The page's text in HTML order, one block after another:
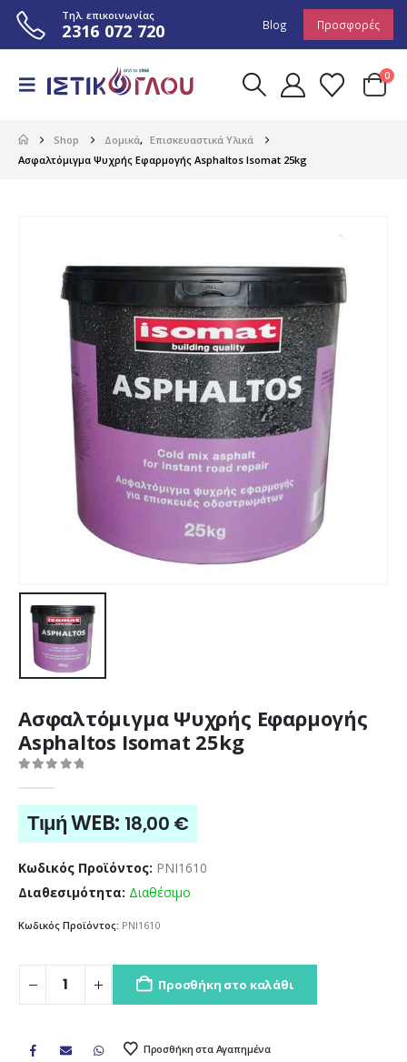
Τηλ. επικοινωνίας
2316 072 720 Blog Προσφορές
0
Shop Δομικά, Επισκευαστικά Υλικά
Ασφαλτόμιγμα Ψυχρής Εφαρμογής Asphaltos Isomat 25kg
Ασφαλτόμιγμα Ψυχρής Εφαρμογής
Asphaltos Isomat 25kg
Τιμή WEB: 18,00 €
Κωδικός Προϊόντος: PNI1610
Διαθεσιμότητα: Διαθέσιμο
Κωδικός Προϊόντος: PNI1610
Προσθήκη στο καλάθι
Προσθήκη στα Αγαπημένα